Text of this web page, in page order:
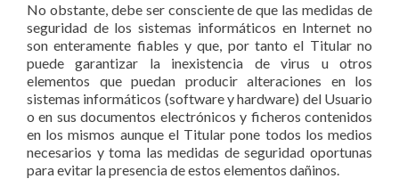
No obstante, debe ser consciente de que las medidas de
seguridad de los sistemas informáticos en Internet no
son enteramente fiables y que, por tanto el Titular no
puede garantizar la inexistencia de virus u otros
elementos que puedan producir alteraciones en los
sistemas informáticos (software y hardware) del Usuario
o en sus documentos electrónicos y ficheros contenidos
en los mismos aunque el Titular pone todos los medios
necesarios y toma las medidas de seguridad oportunas
para evitar la presencia de estos elementos dañinos.